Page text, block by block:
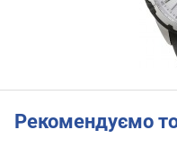
Рекомендуємо